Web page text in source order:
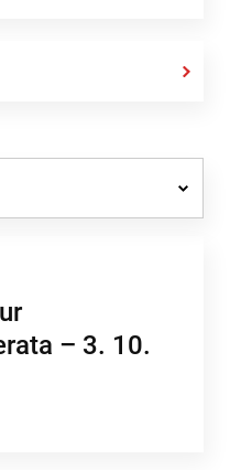
– 3. 10.